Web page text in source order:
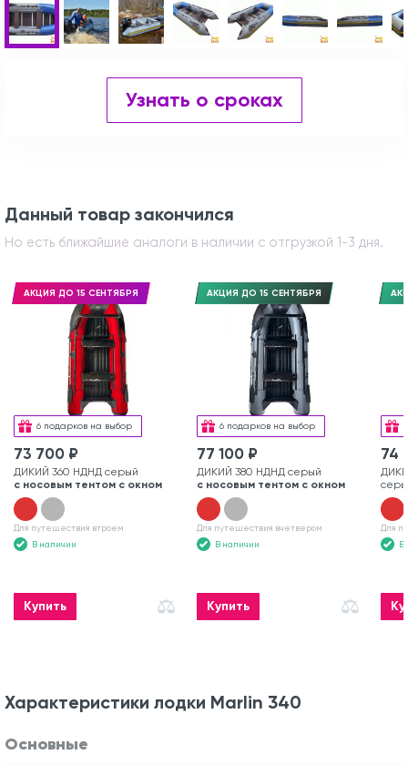
Узнать о сроках
Данный товар закончился
Но есть ближайшие аналоги в наличии с отгрузкой 1-3 дня.
6 подарков на выбор
АКЦИЯ ДО 15 СЕНТЯБРЯ
73 700 ₽
ДИКИЙ 360 НДНД серый
с носовым тентом с окном
Для путешествия втроем
В наличии
Купить
6 подарков на выбор
АКЦИЯ ДО 15 СЕНТЯБРЯ
77 100 ₽
ДИКИЙ 380 НДНД серый
с носовым тентом с окном
Для путешествия вчетвером
В наличии
Купить
74
Для
В
Характеристики лодки Marlin 340
Основные